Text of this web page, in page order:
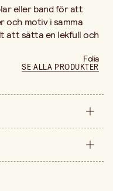
ellerbandföratt
och motivisamma
attsättaen lekfulloch
Folia
SE ALLA PRODUKTER
styck